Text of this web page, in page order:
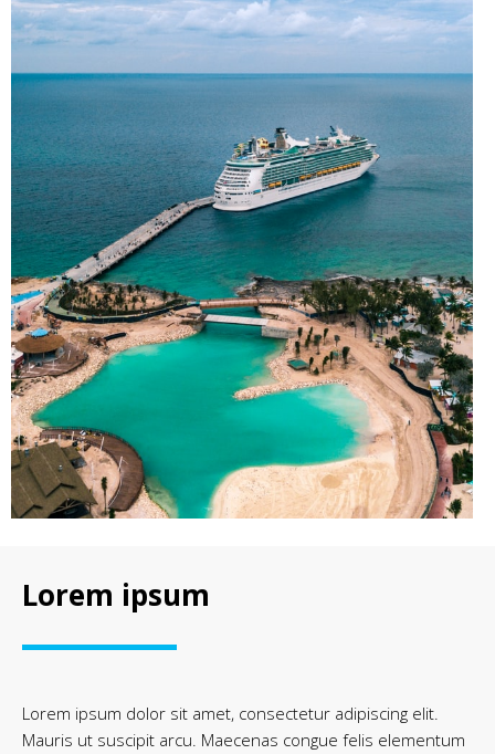
Lorem ipsum
Lorem ipsum dolor sit amet, consectetur adipiscing elit.
Mauris ut suscipit arcu. Maecenas congue felis elementum